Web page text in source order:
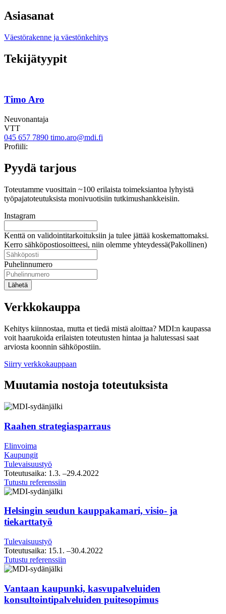
Asiasanat
Väestörakenne ja väestönkehitys
Tekijätyypit
Timo Aro
Neuvonantaja
VTT
045 657 7890 timo.aro@mdi.fi
Profiili:
Pyydä tarjous
Toteutamme vuosittain ~100 erilaista toimeksiantoa lyhyistä
työpajatoteutuksista monivuotisiin tutkimushankkeisiin.
Instagram
Kenttä on validointitarkoituksiin ja tulee jättää koskemattomaksi.
Kerro sähköpostiosoitteesi, niin olemme yhteydessä(Pakollinen)
Puhelinnumero
Lähetä
Verkkokauppa
Kehitys kiinnostaa, mutta et tiedä mistä aloittaa? MDI:n kaupassa
voit haarukoida erilaisten toteutusten hintaa ja halutessasi saat
arviosta koonnin sähköpostiin.
Siirry verkkokauppaan
Muutamia nostoja toteutuksista
Raahen strategiasparraus
Elinvoima
Kaupungit
Tulevaisuustyö
Toteutusaika: 1.3. –29.4.2022
Tutustu referenssiin
Helsingin seudun kauppakamari, visio- ja
tiekarttatyö
Tulevaisuustyö
Toteutusaika: 15.1. –30.4.2022
Tutustu referenssiin
visio-
ja
tiekarttatyö
Vantaan kaupunki, kasvupalveluiden
konsultointipalveluiden puitesopimus